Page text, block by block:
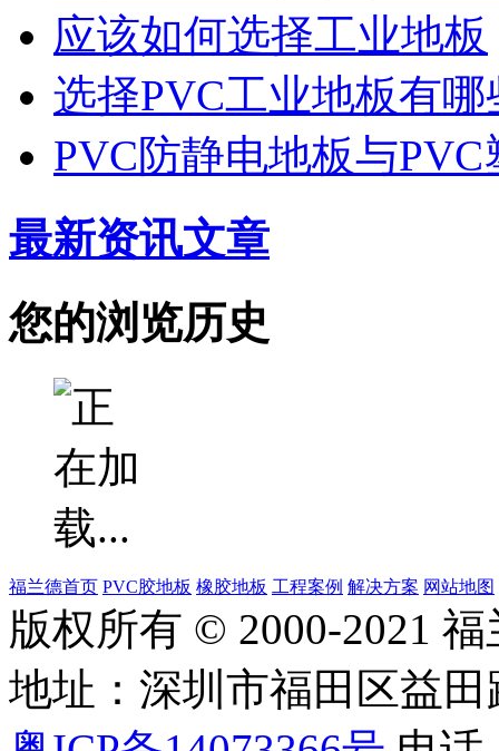
应该如何选择工业地板
选择PVC工业地板有哪
PVC防静电地板与
最新资讯文章
您的浏览历史
福兰德首页 PVC胶地板 橡胶地板 工程案例 解决方案 网站地图
版权所有 © 2000-2021
地址：深圳市福田区益